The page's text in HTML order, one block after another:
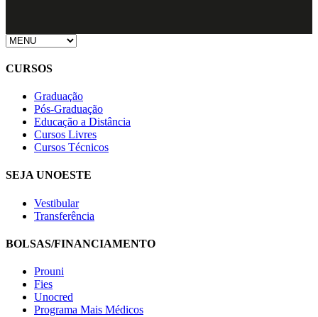
CURSOS
Graduação
Pós-Graduação
Educação a Distância
Cursos Livres
Cursos Técnicos
SEJA UNOESTE
Vestibular
Transferência
BOLSAS/FINANCIAMENTO
Prouni
Fies
Unocred
Programa Mais Médicos